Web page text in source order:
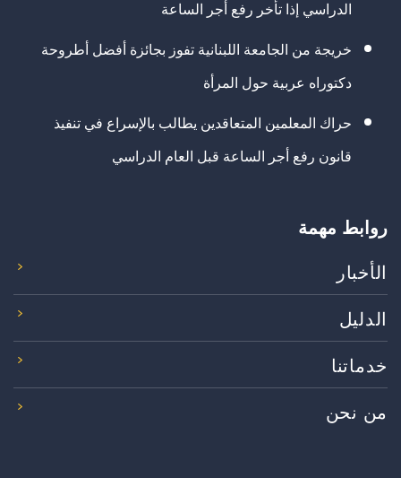
الدراسي إذا تأخر رفع أجر الساعة
خريجة من الجامعة اللبنانية تفوز بجائزة أفضل أطروحة
دكتوراه عربية حول المرأة
حراك المعلمين المتعاقدين يطالب بالإسراع في تنفيذ
قانون رفع أجر الساعة قبل العام الدراسي
روابط مهمة
الأخبار
الدليل
خدماتنا
من نحن